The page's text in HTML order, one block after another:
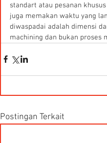
standart atau pesanan
juga memakan waktu yang
diwaspadai adalah dimensi
machining dan bukan proses
Postingan Terkait